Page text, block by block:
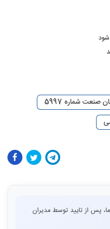
شود
صنعت شماره 5997
پس از تایید توسط مدیران